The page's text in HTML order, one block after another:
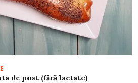
de post (fără lactate)